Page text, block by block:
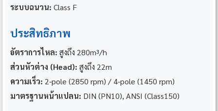
ระบบฉนวน: Class F
ประสิทธิภาพ
อัตราการไหล: สูงถึง 280m³/h
ส่วนหัวต่าง (Head): สูงถึง 22m
ความเร็ว: 2-pole (2850 rpm) / 4-pole (1450 rpm)
มาตรฐานหน้าแปลน: DIN (PN10), ANSI (Class150)